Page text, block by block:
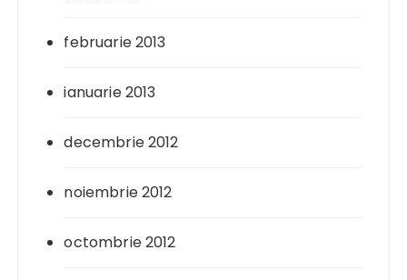
februarie 2013
ianuarie 2013
decembrie 2012
noiembrie 2012
octombrie 2012